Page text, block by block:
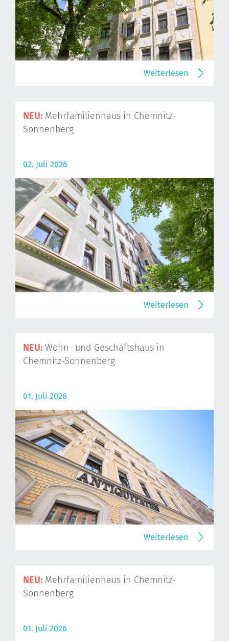
Weiterlesen
NEU: Mehrfamilienhaus in Chemnitz-
Sonnenberg
02. Juli 2026
Weiterlesen
NEU: Wohn- und Geschäftshaus in
Chemnitz-Sonnenberg
01. Juli 2026
Weiterlesen
NEU: Mehrfamilienhaus in Chemnitz-
Sonnenberg
01. Juli 2026